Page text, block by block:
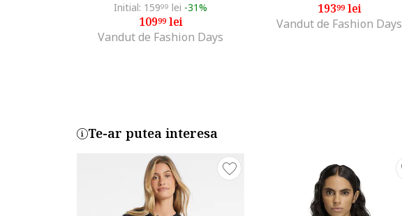
Initial: 15999 lei -31%
10999lei
Vandut de Fashion Days
19399lei
Vandut de Fashion Days
Te-ar putea interesa